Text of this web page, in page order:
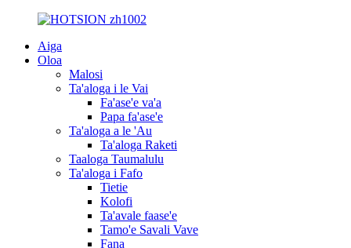
Aiga
Oloa
Malosi
Ta'aloga i le Vai
Fa'ase'e va'a
Papa fa'ase'e
Ta'aloga a le 'Au
Ta'aloga Raketi
Taaloga Taumalulu
Ta'aloga i Fafo
Tietie
Kolofi
Ta'avale faase'e
Tamo'e Savali Vave
Fana